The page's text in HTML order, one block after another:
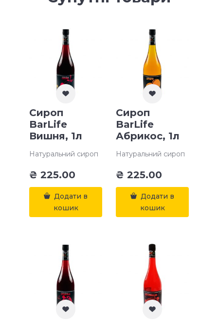
Сироп
BarLife
Вишня, 1л
Натуральний сироп
₴ 225.00
Додати в
кошик
Сироп
BarLife
Абрикос, 1л
Натуральний сироп
₴ 225.00
Додати в
кошик